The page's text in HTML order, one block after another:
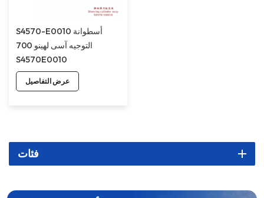
S4570-E0010 أسطوانة
التوجيه آسى لهينو 700
S4570E0010
عرض التفاصيل
فئات